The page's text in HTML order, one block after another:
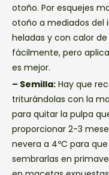
otoño. Por esquejes
otoño a mediados del
heladas y con calor de
fácilmente, pero
es mejor.
– Semilla: Hay que
triturándolas con la
para quitar la pulpa
proporcionar 2-3
nevera a 4ºC para
sembrarlas en